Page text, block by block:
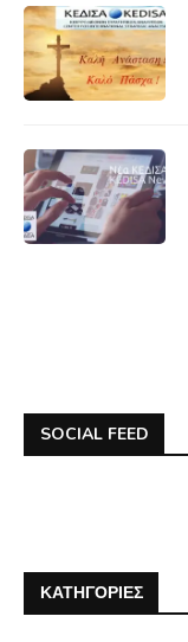
SOCIAL FEED
ΚΑΤΗΓΟΡΊΕΣ